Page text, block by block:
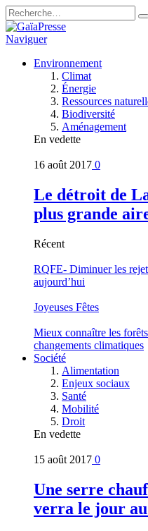
Naviguer
Environnement
Climat
Énergie
Ressources
Biodiversité
Aménagement
En vedette
16 août 2017 0
Le détroit de
plus grande
Récent
RQFE- Diminuer les
aujourd’hui
Joyeuses Fêtes
Mieux connaître les
changements climatiques
Société
Alimentation
Enjeux sociaux
Santé
Mobilité
Droit
En vedette
15 août 2017 0
Une serre
verra le jour